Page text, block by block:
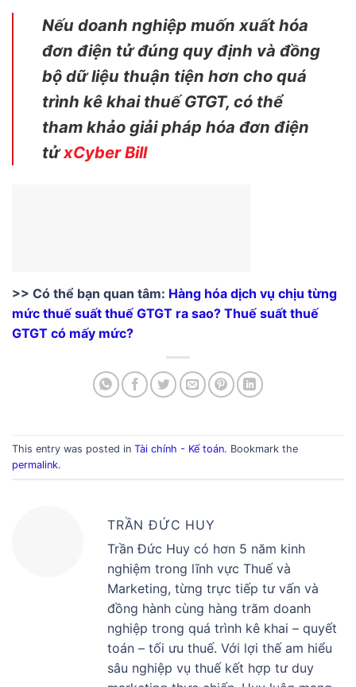
Nếu doanh nghiệp muốn xuất hóa
đơn điện tử đúng quy định và đồng
bộ dữ liệu thuận tiện hơn cho quá
trình kê khai thuế GTGT, có thể
tham khảo giải pháp hóa đơn điện
tửxCyber Bill
>> Có thể bạn quan tâm: Hàng hóa dịch vụ chịu từng
mức thuế suất thuế GTGT ra sao? Thuế suất thuế
GTGT có mấy mức?
This entry was posted in Tài chính - Kế toán. Bookmark the
permalink.
TRẦN ĐỨC HUY
Trần Đức Huy có hơn 5 năm kinh
nghiệm trong lĩnh vực Thuế và
Marketing, từng trực tiếp tư vấn và
đồng hành cùng hàng trăm doanh
nghiệp trong quá trình kê khai – quyết
toán – tối ưu thuế. Với lợi thế am hiểu
sâu nghiệp vụ thuế kết hợp tư duy